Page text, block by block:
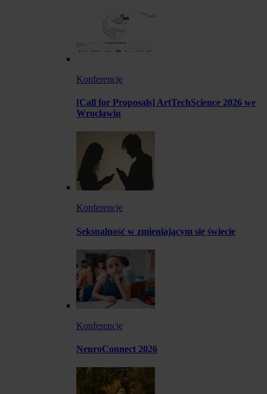
Konferencje
[Call for Proposals] ArtTechScience 2026 we
Wrocławiu
Konferencje
Seksualność w zmieniającym się świecie
Konferencje
NeuroConnect 2026